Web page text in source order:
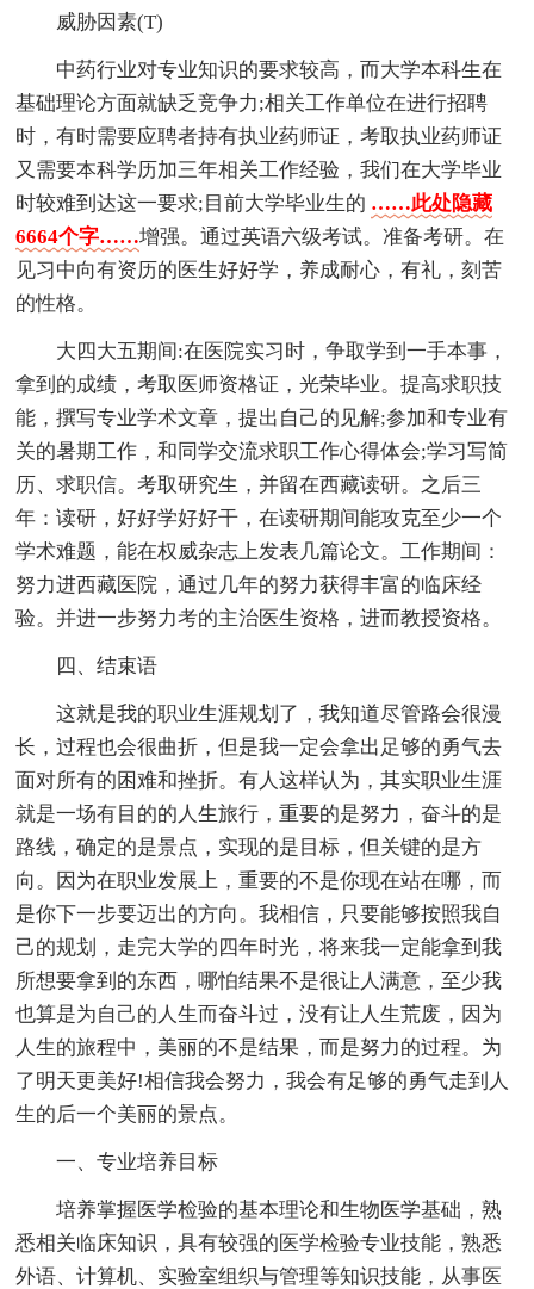
威胁因素(T)
中药行业对专业知识的要求较高，而大学本科生在
基础理论方面就缺乏竞争力;相关工作单位在进行招聘
时，有时需要应聘者持有执业药师证，考取执业药师证
又需要本科学历加三年相关工作经验，我们在大学毕业
时较难到达这一要求;目前大学毕业生的 ……此处隐藏
6664个字……增强。通过英语六级考试。准备考研。在
见习中向有资历的医生好好学，养成耐心，有礼，刻苦
的性格。
大四大五期间:在医院实习时，争取学到一手本事，
拿到的成绩，考取医师资格证，光荣毕业。提高求职技
能，撰写专业学术文章，提出自己的见解;参加和专业有
关的暑期工作，和同学交流求职工作心得体会;学习写简
历、求职信。考取研究生，并留在西藏读研。之后三
年：读研，好好学好好干，在读研期间能攻克至少一个
学术难题，能在权威杂志上发表几篇论文。工作期间：
努力进西藏医院，通过几年的努力获得丰富的临床经
验。并进一步努力考的主治医生资格，进而教授资格。
四、结束语
这就是我的职业生涯规划了，我知道尽管路会很漫
长，过程也会很曲折，但是我一定会拿出足够的勇气去
面对所有的困难和挫折。有人这样认为，其实职业生涯
就是一场有目的的人生旅行，重要的是努力，奋斗的是
路线，确定的是景点，实现的是目标，但关键的是方
向。因为在职业发展上，重要的不是你现在站在哪，而
是你下一步要迈出的方向。我相信，只要能够按照我自
己的规划，走完大学的四年时光，将来我一定能拿到我
所想要拿到的东西，哪怕结果不是很让人满意，至少我
也算是为自己的人生而奋斗过，没有让人生荒废，因为
人生的旅程中，美丽的不是结果，而是努力的过程。为
了明天更美好!相信我会努力，我会有足够的勇气走到人
生的后一个美丽的景点。
一、专业培养目标
培养掌握医学检验的基本理论和生物医学基础，熟
悉相关临床知识，具有较强的医学检验专业技能，熟悉
外语、计算机、实验室组织与管理等知识技能，从事医